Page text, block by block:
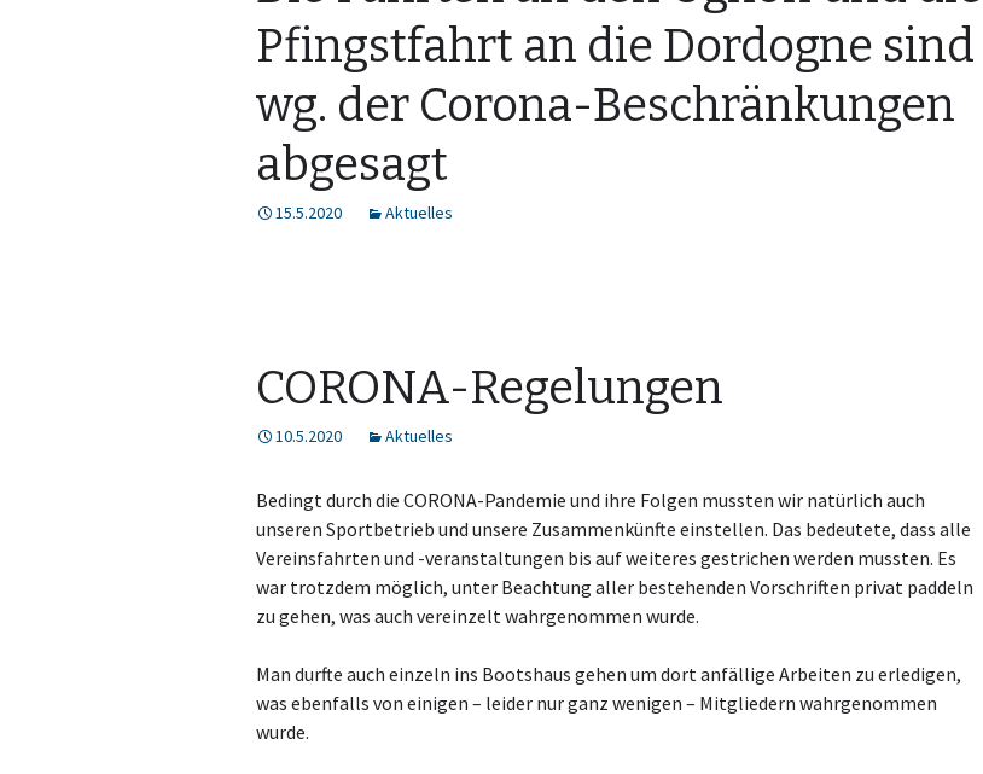
Kooperationsvertrag mit
KCM
Pfingstfahrt an die Dordogne sind
wg. der Corona-Beschränkungen
abgesagt
15.5.2020 Aktuelles
CORONA-Regelungen
10.5.2020 Aktuelles
Bedingt durch die CORONA-Pandemie und ihre Folgen mussten wir natürlich auch
unseren Sportbetrieb und unsere Zusammenkünfte einstellen. Das bedeutete, dass alle
Vereinsfahrten und -veranstaltungen bis auf weiteres gestrichen werden mussten. Es
war trotzdem möglich, unter Beachtung aller bestehenden Vorschriften privat paddeln
zu gehen, was auch vereinzelt wahrgenommen wurde.
Man durfte auch einzeln ins Bootshaus gehen um dort anfällige Arbeiten zu erledigen,
was ebenfalls von einigen – leider nur ganz wenigen – Mitgliedern wahrgenommen
wurde.